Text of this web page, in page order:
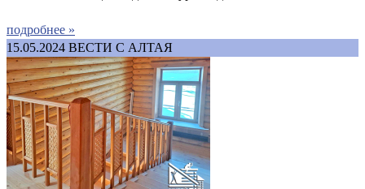
подробнее »
15.05.2024 ВЕСТИ С АЛТАЯ